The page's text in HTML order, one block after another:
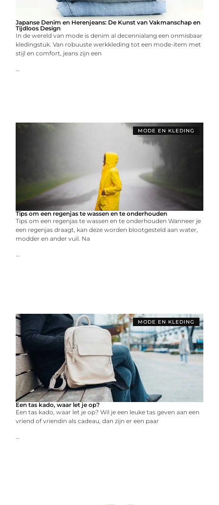
Japanse Denim en Herenjeans: De Kunst van Vakmanschap en
Tijdloos Design
In de wereld van mode is denim al decennialang een onmisbaar
kledingstuk. Van robuuste werkkleding tot een mode-item met
stijl en comfort, jeans zijn een
...
MODE EN KLEDING
Tips om een ​​regenjas te wassen en te onderhouden
Tips om een ​​regenjas te wassen en te onderhouden Wanneer je
een regenjas draagt, kan deze worden blootgesteld aan water,
modder en ander vuil. Na
...
MODE EN KLEDING
Een tas kado, waar let je op?
Een tas kado, waar let je op? Wil je een leuke tas geven aan een
vriend of vriendin als cadeau, dan zijn er een paar
...